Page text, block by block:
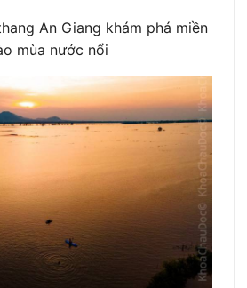
An Giang khám phá miền
mùa nước nổi